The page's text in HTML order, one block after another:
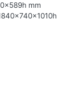
mm